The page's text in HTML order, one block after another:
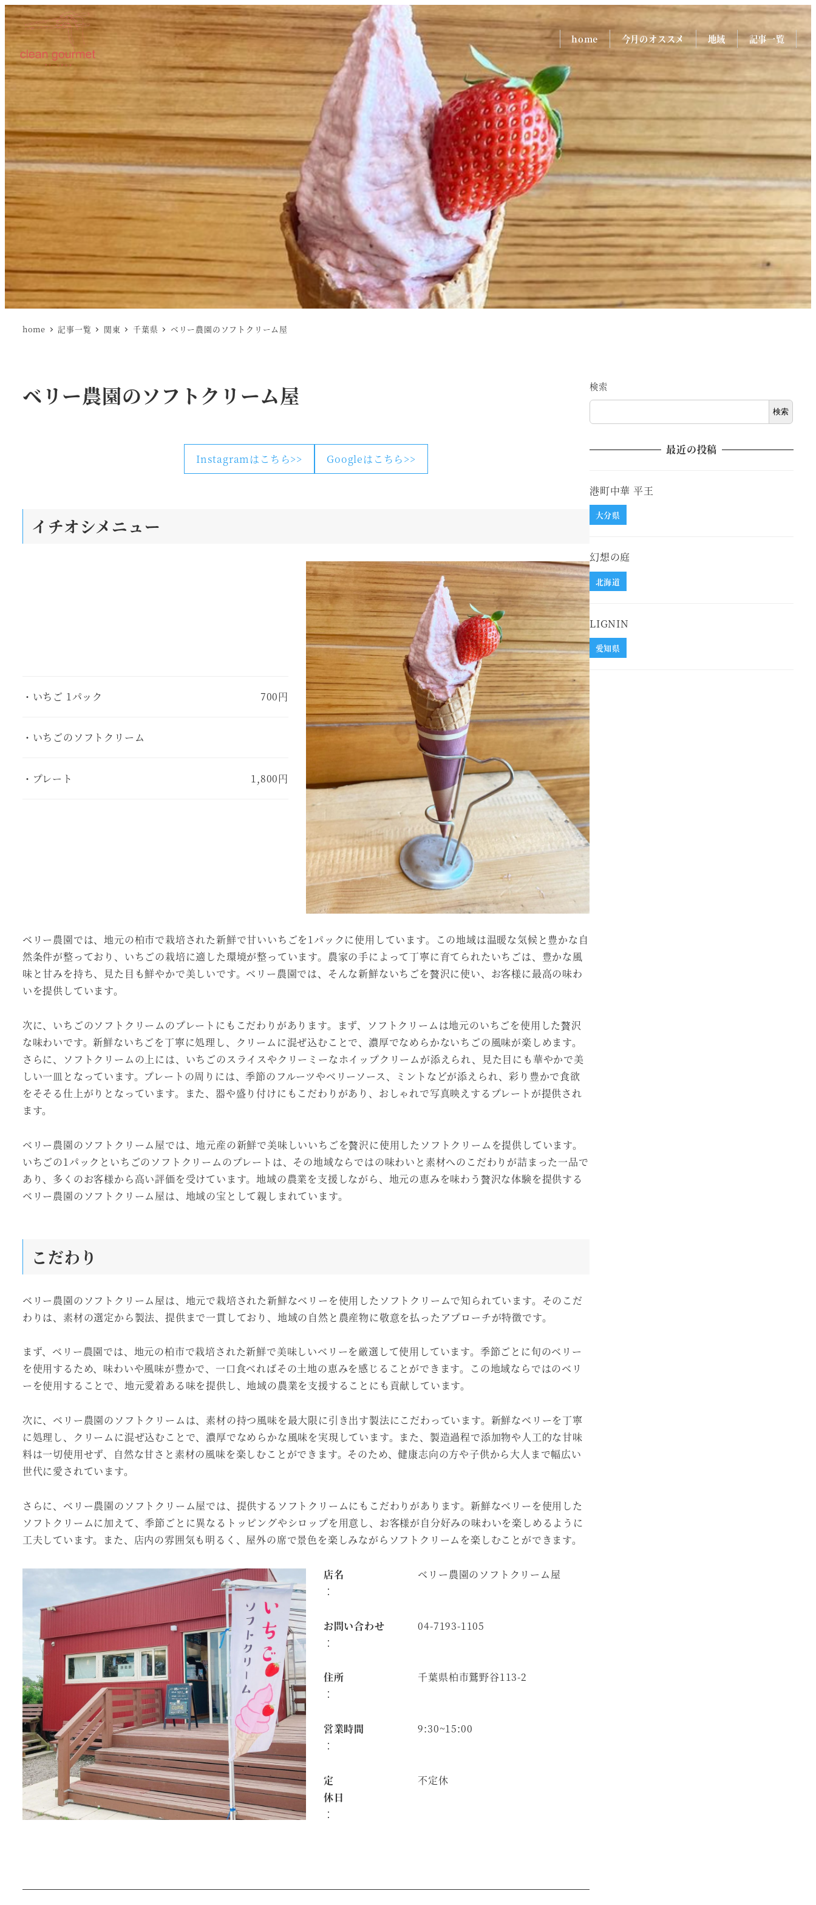
home 今月のオススメ 地域 記事一覧
home 記事一覧 関東 千葉県 ベリー農園のソフトクリーム屋
ベリー農園のソフトクリーム屋
Instagramはこちら>> Googleはこちら>>
イチオシメニュー
・いちご 1パック 700円
・いちごのソフトクリーム
・プレート 1,800円
ベリー農園では、地元の柏市で栽培された新鮮で甘いいちごを1パックに使用しています。この地域は温暖な気候と豊かな自
然条件が整っており、いちごの栽培に適した環境が整っています。農家の手によって丁寧に育てられたいちごは、豊かな風
味と甘みを持ち、見た目も鮮やかで美しいです。ベリー農園では、そんな新鮮ないちごを贅沢に使い、お客様に最高の味わ
いを提供しています。
次に、いちごのソフトクリームのプレートにもこだわりがあります。まず、ソフトクリームは地元のいちごを使用した贅沢
な味わいです。新鮮ないちごを丁寧に処理し、クリームに混ぜ込むことで、濃厚でなめらかないちごの風味が楽しめます。
さらに、ソフトクリームの上には、いちごのスライスやクリーミーなホイップクリームが添えられ、見た目にも華やかで美
しい一皿となっています。プレートの周りには、季節のフルーツやベリーソース、ミントなどが添えられ、彩り豊かで食欲
をそそる仕上がりとなっています。また、器や盛り付けにもこだわりがあり、おしゃれで写真映えするプレートが提供され
ます。
ベリー農園のソフトクリーム屋では、地元産の新鮮で美味しいいちごを贅沢に使用したソフトクリームを提供しています。
いちごの1パックといちごのソフトクリームのプレートは、その地域ならではの味わいと素材へのこだわりが詰まった一品で
あり、多くのお客様から高い評価を受けています。地域の農業を支援しながら、地元の恵みを味わう贅沢な体験を提供する
ベリー農園のソフトクリーム屋は、地域の宝として親しまれています。
こだわり
ベリー農園のソフトクリーム屋は、地元で栽培された新鮮なベリーを使用したソフトクリームで知られています。そのこだ
わりは、素材の選定から製法、提供まで一貫しており、地域の自然と農産物に敬意を払ったアプローチが特徴です。
まず、ベリー農園では、地元の柏市で栽培された新鮮で美味しいベリーを厳選して使用しています。季節ごとに旬のベリー
を使用するため、味わいや風味が豊かで、一口食べればその土地の恵みを感じることができます。この地域ならではのベリ
ーを使用することで、地元愛着ある味を提供し、地域の農業を支援することにも貢献しています。
次に、ベリー農園のソフトクリームは、素材の持つ風味を最大限に引き出す製法にこだわっています。新鮮なベリーを丁寧
に処理し、クリームに混ぜ込むことで、濃厚でなめらかな風味を実現しています。また、製造過程で添加物や人工的な甘味
料は一切使用せず、自然な甘さと素材の風味を楽しむことができます。そのため、健康志向の方や子供から大人まで幅広い
世代に愛されています。
さらに、ベリー農園のソフトクリーム屋では、提供するソフトクリームにもこだわりがあります。新鮮なベリーを使用した
ソフトクリームに加えて、季節ごとに異なるトッピングやシロップを用意し、お客様が自分好みの味わいを楽しめるように
工夫しています。また、店内の雰囲気も明るく、屋外の席で景色を楽しみながらソフトクリームを楽しむことができます。
店名
：
ベリー農園のソフトクリーム屋
お問い合わせ
：
04-7193-1105
住所
：
千葉県柏市鷲野谷113-2
営業時間
：
9:30~15:00
定
休日
：
不定休
検索
検索
最近の投稿
港町中華 平王
大分県
幻想の庭
北海道
LIGNIN
愛知県